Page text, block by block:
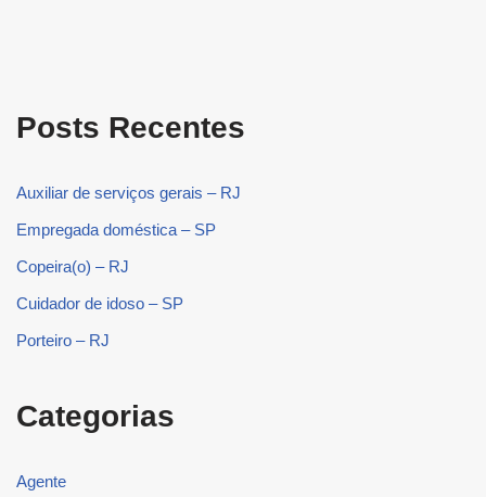
Posts Recentes
Auxiliar de serviços gerais – RJ
Empregada doméstica – SP
Copeira(o) – RJ
Cuidador de idoso – SP
Porteiro – RJ
Categorias
Agente